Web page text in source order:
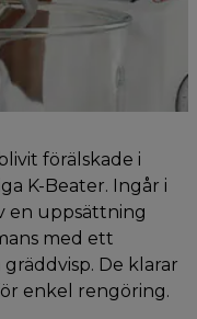
förälskade i
K-Beater. Ingår i
en uppsättning
med ett
De klarar
enkel rengöring.